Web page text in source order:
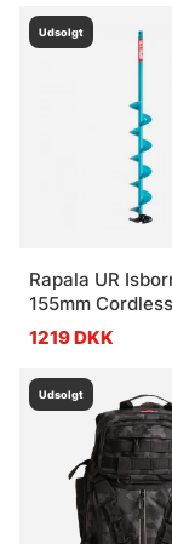
Udsolgt
Rapala UR
155mm Cordless
1219 DKK
Udsolgt